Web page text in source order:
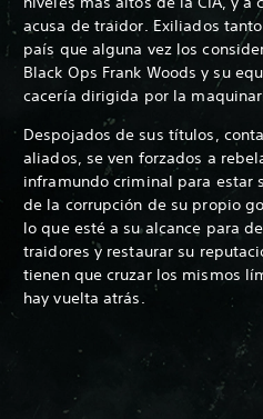
acusa de traidor. Exiliados
país que alguna vez los
Black Ops Frank Woods y su
cacería dirigida por la
Despojados de sus títulos,
aliados, se ven forzados a
inframundo criminal para estar
de la corrupción de su propio
lo que esté a su alcance para
traidores y restaurar su
tienen que cruzar los mismos
hay vuelta atrás.